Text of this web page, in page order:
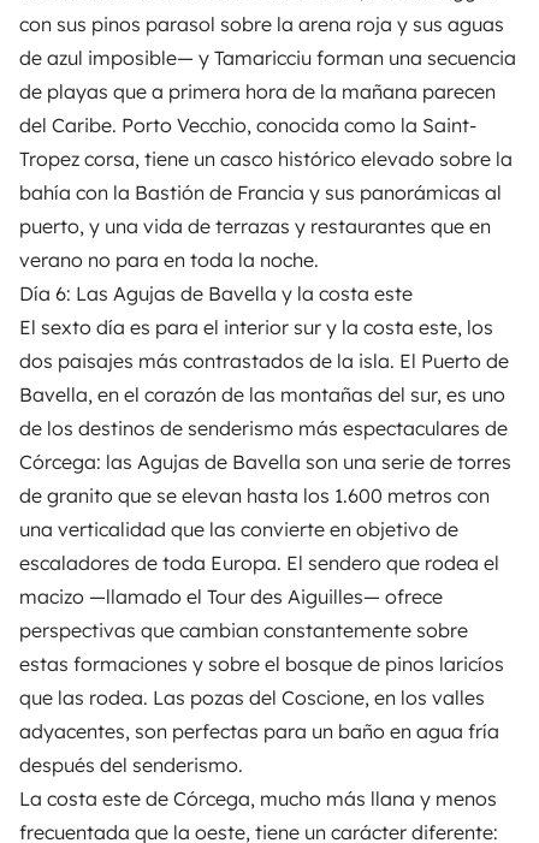
con sus pinos parasol sobre la arena roja y sus aguas
de azul imposible— y Tamaricciu forman una secuencia
de playas que a primera hora de la mañana parecen
del Caribe. Porto Vecchio, conocida como la Saint-
Tropez corsa, tiene un casco histórico elevado sobre la
bahía con la Bastión de Francia y sus panorámicas al
puerto, y una vida de terrazas y restaurantes que en
verano no para en toda la noche.
Día 6: Las Agujas de Bavella y la costa este
El sexto día es para el interior sur y la costa este, los
dos paisajes más contrastados de la isla. El Puerto de
Bavella, en el corazón de las montañas del sur, es uno
de los destinos de senderismo más espectaculares de
Córcega: las Agujas de Bavella son una serie de torres
de granito que se elevan hasta los 1.600 metros con
una verticalidad que las convierte en objetivo de
escaladores de toda Europa. El sendero que rodea el
macizo —llamado el Tour des Aiguilles— ofrece
perspectivas que cambian constantemente sobre
estas formaciones y sobre el bosque de pinos laricíos
que las rodea. Las pozas del Coscione, en los valles
adyacentes, son perfectas para un baño en agua fría
después del senderismo.
La costa este de Córcega, mucho más llana y menos
frecuentada que la oeste, tiene un carácter diferente: